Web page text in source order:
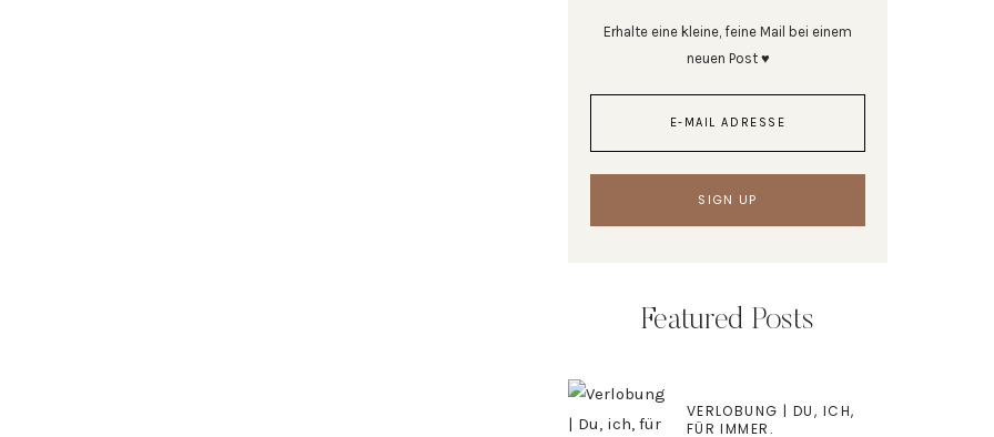
Erhalte eine kleine, feine Mail bei einem
neuen Post ♥
Featured Posts
VERLOBUNG | DU, ICH,
FÜR IMMER.